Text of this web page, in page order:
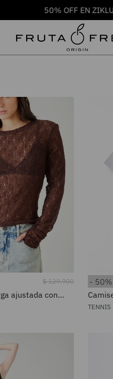
50% OFF EN
$129.900
ajustada con
para mujer
50%
gafas
TENNIS